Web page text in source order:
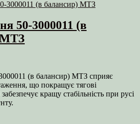
50-3000011 (в
МТЗ
(в балансир) МТЗ сприяє
що покращує тягові
кращу стабільність при русі